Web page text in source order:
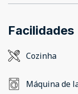
Facilidades
Cozinha
Máquina de